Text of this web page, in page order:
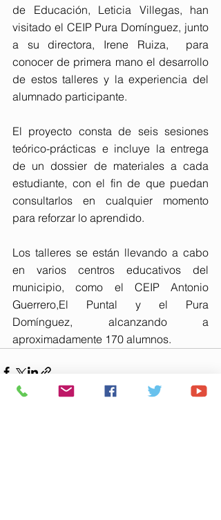
de Educación, Leticia Villegas, han
visitado el CEIP Pura Domínguez, junto
a su directora, Irene Ruiza,  para
conocer de primera mano el desarrollo
de estos talleres y la experiencia del
alumnado participante.
El proyecto consta de seis sesiones
teórico-prácticas e incluye la entrega
de un dossier de materiales a cada
estudiante, con el fin de que puedan
consultarlos en cualquier momento
para reforzar lo aprendido.
Los talleres se están llevando a cabo
en varios centros educativos del
municipio, como el CEIP Antonio
Guerrero,El Puntal y el Pura
Domínguez, alcanzando a
aproximadamente 170 alumnos.